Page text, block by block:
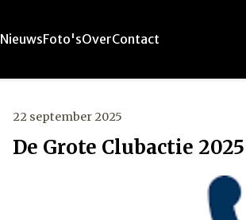
NieuwsFoto'sOverContact
22 september 2025
De Grote Clubactie 2025